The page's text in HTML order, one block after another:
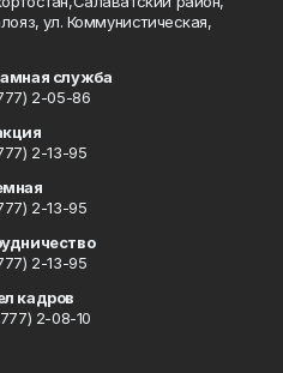
ул. Коммунистическая,
служба
2-05-86
2-13-95
2-13-95
2-13-95
кадров
2-08-10